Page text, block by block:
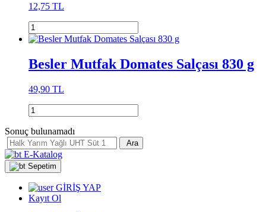
12,75 TL
Besler Mutfak Domates Salçası 830 g
49,90 TL
Sonuç bulunamadı
Ara
E-Katalog
Sepetim
GİRİŞ YAP
Kayıt Ol